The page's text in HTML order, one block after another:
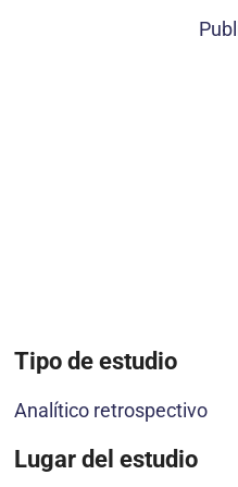
Tipo de estudio
Analítico retrospectivo
Lugar del estudio